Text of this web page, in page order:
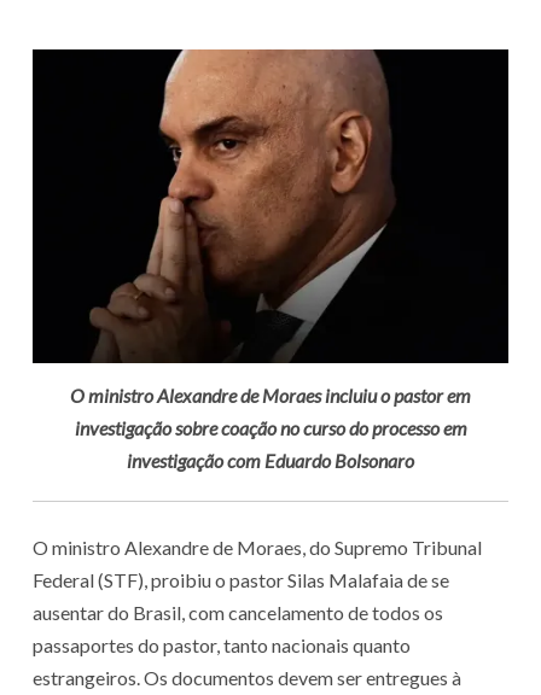
O ministro Alexandre de Moraes incluiu o pastor em
investigação sobre coação no curso do processo em
investigação com Eduardo Bolsonaro
O ministro Alexandre de Moraes, do Supremo Tribunal
Federal (STF), proibiu o pastor Silas Malafaia de se
ausentar do Brasil, com cancelamento de todos os
passaportes do pastor, tanto nacionais quanto
estrangeiros. Os documentos devem ser entregues à